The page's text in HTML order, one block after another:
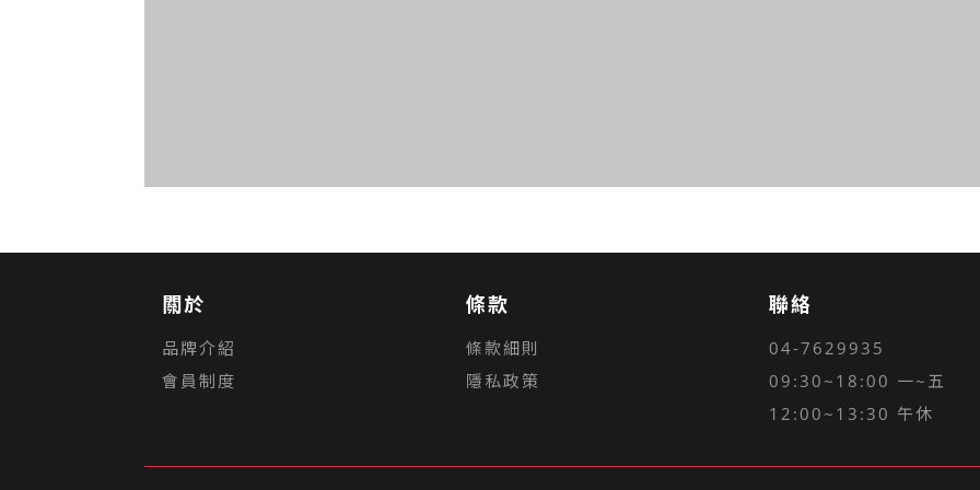
關於
品牌介紹
會員制度
條款
條款細則
隱私政策
聯絡
04-7629935
09:30~18:00 一~五
12:00~13:30 午休